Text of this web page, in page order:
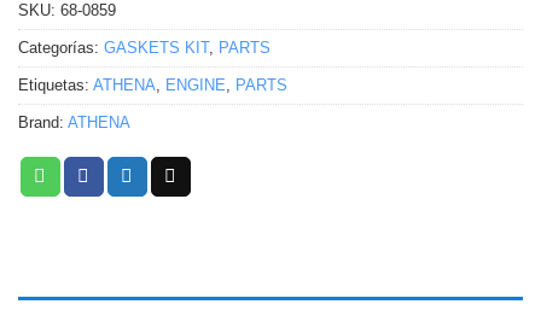
SKU: 68-0859
Categorías: GASKETS KIT, PARTS
Etiquetas: ATHENA, ENGINE, PARTS
Brand: ATHENA